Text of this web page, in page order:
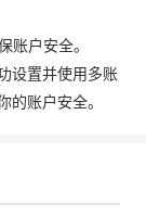
账户安全。
设置并使用多账
的账户安全。